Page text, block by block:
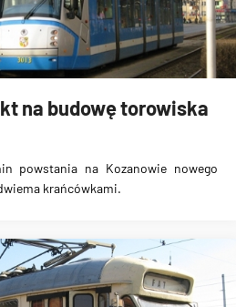
na budowę torowiska
powstania na Kozanowie nowego
krańcówkami.